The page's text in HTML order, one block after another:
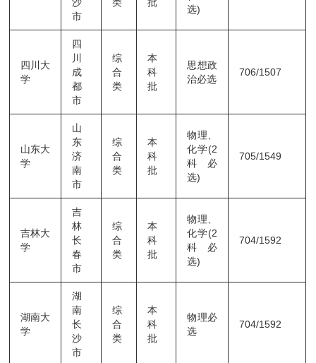
市
选)
四川大
学
四
川
成
都
市
综
合
类
本
科
批
思想政
治必选
706/1507
山东大
学
山
东
济
南
市
综
合
类
本
科
批
物理、
化学(2
科必
选)
705/1549
吉林大
学
吉
林
长
春
市
综
合
类
本
科
批
物理、
化学(2
科必
选)
704/1592
湖南大
学
湖
南
长
沙
市
综
合
类
本
科
批
物理必
选
704/1592